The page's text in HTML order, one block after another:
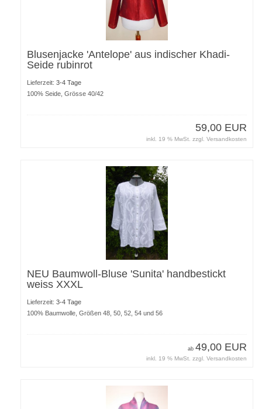
Blusenjacke 'Antelope' aus indischer Khadi-
Seide rubinrot
Lieferzeit: 3-4 Tage
100% Seide, Grösse 40/42
59,00 EUR
inkl. 19 % MwSt. zzgl. Versandkosten
NEU Baumwoll-Bluse 'Sunita' handbestickt
weiss XXXL
Lieferzeit: 3-4 Tage
100% Baumwolle, Größen 48, 50, 52, 54 und 56
ab 49,00 EUR
inkl. 19 % MwSt. zzgl. Versandkosten